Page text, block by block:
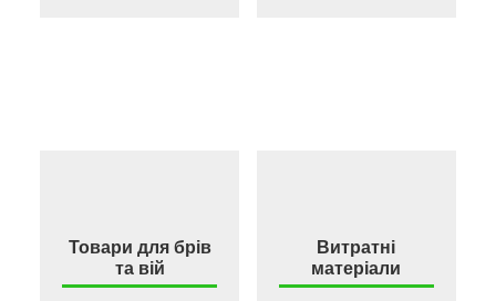
Товари для брів
та вій
Витратні
матеріали